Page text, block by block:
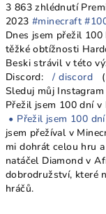
3 863 zhlédnutí
2023 #minecraft
Dnes jsem přežil
těžké obtížnosti
Beski strávil v této
Discord:
/ discord
Sleduj můj
Přežil jsem 100 dní
• Přežil jsem 100
jsem přežíval v
mi dohrát celou hru
natáčel Diamond v
dobrodružství, které
hráčů.